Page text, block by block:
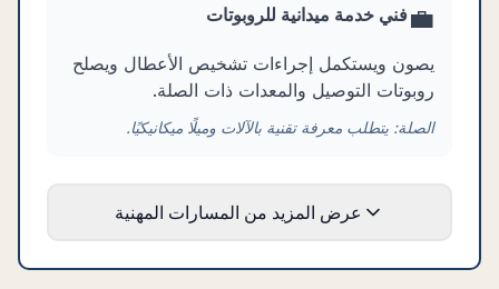
💼فني خدمة ميدانية للروبوتات
يصون ويستكمل إجراءات تشخيص الأعطال ويصلح
روبوتات التوصيل والمعدات ذات الصلة.
الصلة: يتطلب معرفة تقنية بالآلات وميلًا ميكانيكيًا.
عرض المزيد من المسارات المهنية